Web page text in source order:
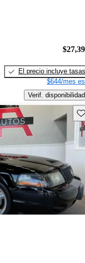
El precio incluye tasas
$644/mes
Verif. disponibilidad